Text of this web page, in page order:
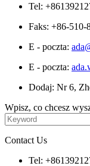
Tel:
Faks: +86-510-
E - poczta:
E - poczta:
Dodaj: Nr 6,
Wpisz, co chcesz
Contact Us
Tel: